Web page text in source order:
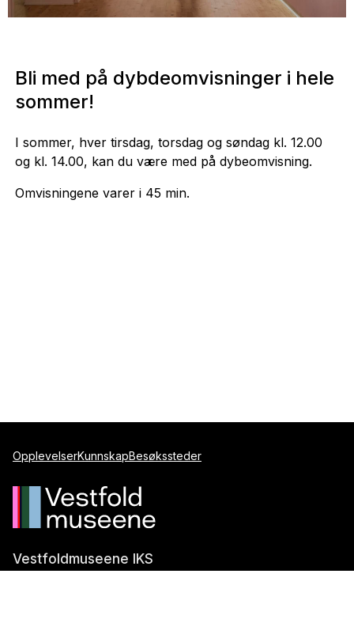
Bli med på dybdeomvisninger i hele
sommer!
I sommer, hver tirsdag, torsdag og søndag kl. 12.00
og kl. 14.00, kan du være med på dybeomvisning.
Omvisningene varer i 45 min.
OpplevelserKunnskapBesøkssteder
Vestfoldmuseene IKS